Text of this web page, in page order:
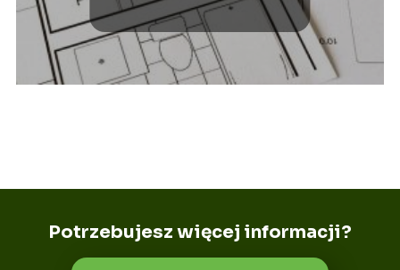
Potrzebujesz więcej informacji?